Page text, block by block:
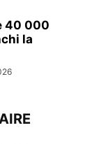
40 000
la